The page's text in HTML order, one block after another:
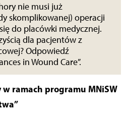
nie musi już
skomplikowanej) operacji
do placówki medycznej.
dla pacjentów z
Odpowiedź
in Wound Care”.
ramach programu MNiSW